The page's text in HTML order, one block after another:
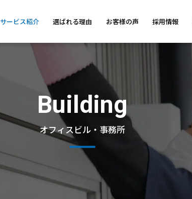
サービス紹介 選ばれる理由 お客様の声 採用情報
Building
オフィスビル・事務所